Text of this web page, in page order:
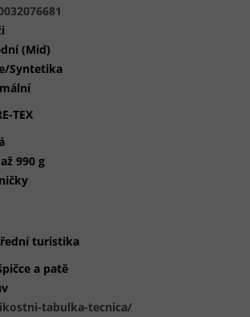
(Mid)
Syntetika
TEX
990 g
turistika
a patě
tabulka-tecnica/